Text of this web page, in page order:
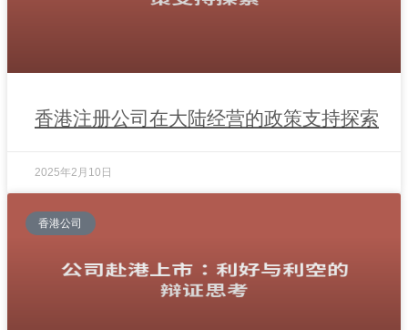
香港注册公司在大陆经营的政策支持探索
2025年2月10日
香港公司